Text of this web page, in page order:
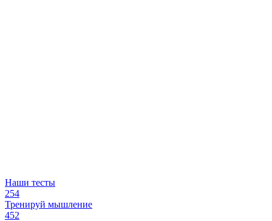
Наши тесты
254
Тренируй мышление
452